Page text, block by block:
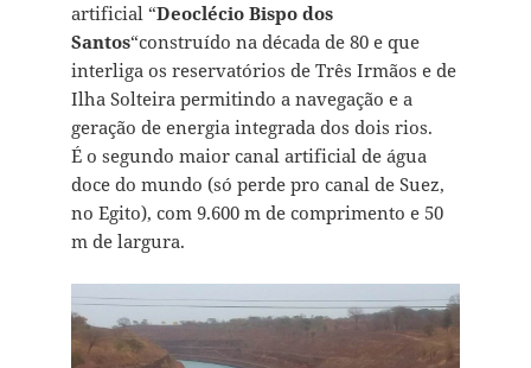
artificial “Deoclécio Bispo dos
Santos“construído na década de 80 e que
interliga os reservatórios de Três Irmãos e de
Ilha Solteira permitindo a navegação e a
geração de energia integrada dos dois rios.
É o segundo maior canal artificial de água
doce do mundo (só perde pro canal de Suez,
no Egito), com 9.600 m de comprimento e 50
m de largura.